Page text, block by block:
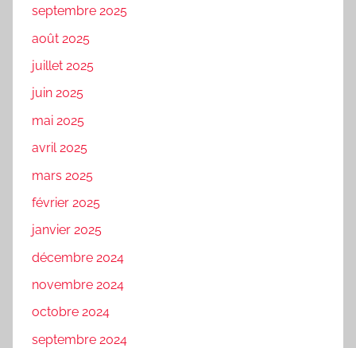
septembre 2025
août 2025
juillet 2025
juin 2025
mai 2025
avril 2025
mars 2025
février 2025
janvier 2025
décembre 2024
novembre 2024
octobre 2024
septembre 2024